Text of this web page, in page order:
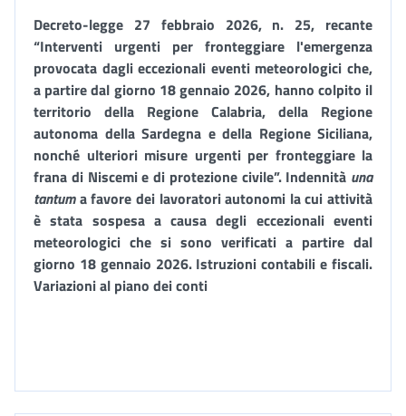
Decreto-legge 27 febbraio 2026, n. 25, recante
“Interventi urgenti per fronteggiare l'emergenza
provocata dagli eccezionali eventi meteorologici che,
a partire dal giorno 18 gennaio 2026, hanno colpito il
territorio della Regione Calabria, della Regione
autonoma della Sardegna e della Regione Siciliana,
nonché ulteriori misure urgenti per fronteggiare la
frana di Niscemi e di protezione civile”. Indennità una
tantuma favore dei lavoratori autonomi la cui attività
è stata sospesa a causa degli eccezionali eventi
meteorologici che si sono verificati a partire dal
giorno 18 gennaio 2026. Istruzioni contabili e fiscali.
Variazioni al piano dei conti